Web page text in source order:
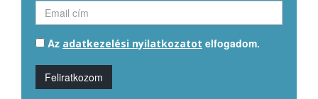
Az adatkezelési nyilatkozatot elfogadom.
Feliratkozom